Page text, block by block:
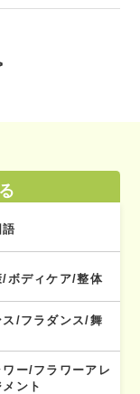
語
/ボディケア/整体
ス/フラダンス/舞
ワー/フラワーアレ
メント